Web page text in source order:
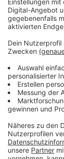
Kreis, Kreis
Stadt
Solingen,
setzten -
Dortmund,
Gütersloh
Corona-
Dienstag
Schüler auf
Kinder und
Osterferien,